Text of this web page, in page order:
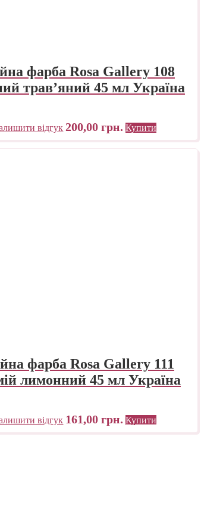
фарба Rosa Gallery 108
трав’яний 45 мл Україна
відгук 200,00грн. Купити
фарба Rosa Gallery 111
лимонний 45 мл Україна
відгук 161,00грн. Купити